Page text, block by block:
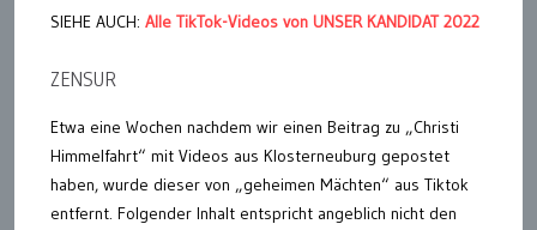
SIEHE AUCH: Alle TikTok-Videos von UNSER KANDIDAT 2022
ZENSUR
Etwa eine Wochen nachdem wir einen Beitrag zu „Christi
Himmelfahrt“ mit Videos aus Klosterneuburg gepostet
haben, wurde dieser von „geheimen Mächten“ aus Tiktok
entfernt. Folgender Inhalt entspricht angeblich nicht den